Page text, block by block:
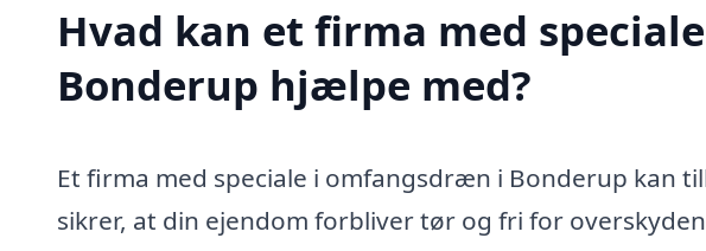
Hvad kan et firma med
Bonderup hjælpe med?
Et firma med speciale i omfangsdræn i Bonderup kan
sikrer, at din ejendom forbliver tør og fri for